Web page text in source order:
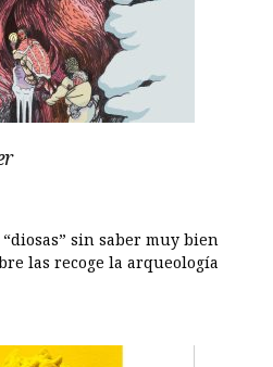
“diosas” sin saber muy bien
las recoge la arqueología